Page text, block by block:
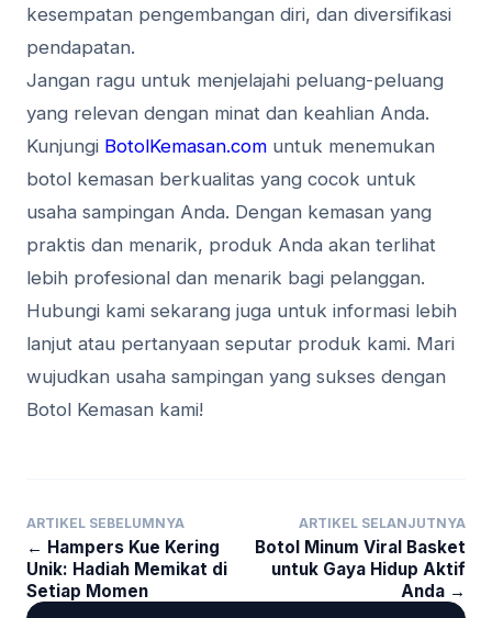
kesempatan pengembangan diri, dan diversifikasi
pendapatan.
Jangan ragu untuk menjelajahi peluang-peluang
yang relevan dengan minat dan keahlian Anda.
Kunjungi BotolKemasan.com untuk menemukan
botol kemasan berkualitas yang cocok untuk
usaha sampingan Anda. Dengan kemasan yang
praktis dan menarik, produk Anda akan terlihat
lebih profesional dan menarik bagi pelanggan.
Hubungi kami sekarang juga untuk informasi lebih
lanjut atau pertanyaan seputar produk kami. Mari
wujudkan usaha sampingan yang sukses dengan
Botol Kemasan kami!
ARTIKEL SEBELUMNYA
← Hampers Kue Kering
Unik: Hadiah Memikat di
Setiap Momen
ARTIKEL SELANJUTNYA
Botol Minum Viral Basket
untuk Gaya Hidup Aktif
Anda →